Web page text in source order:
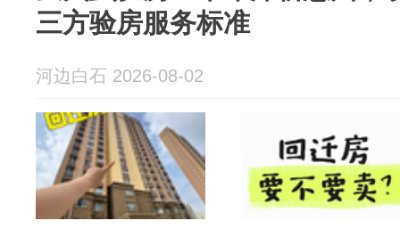
三方验房服务标准
河边白石 2026-08-02